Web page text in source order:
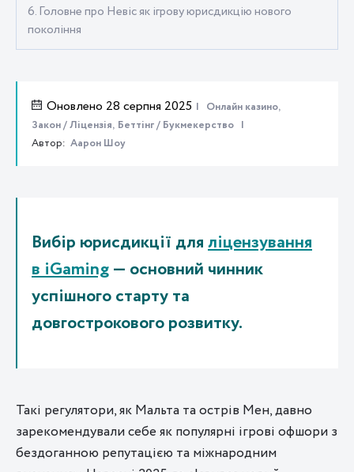
6. Головне про Невіс як ігрову юрисдикцію нового
покоління
Оновлено 28 серпня 2025
Онлайн казино,
Закон / Ліцензія, Беттінг / Букмекерство
Автор: Аарон Шоу
Вибір юрисдикції дляліцензування
в iGaming— основний чинник
успішного старту та
довгострокового розвитку.
Такі регулятори, як Мальта та острів Мен, давно
зарекомендували себе як популярні ігрові офшори з
бездоганною репутацією та міжнародним